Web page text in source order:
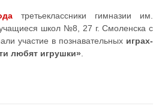
третьеклассники гимназии им.
школ №8, 27 г. Смоленска с
участие в познавательных играх-
любят игрушки»